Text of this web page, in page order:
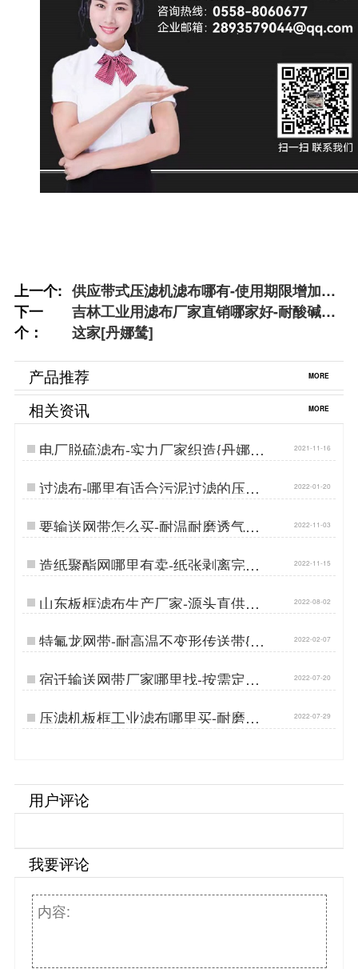
上一个: 供应带式压滤机滤布哪有-使用期限增加
300%[丹娜鸶]
下一
个：
吉林工业用滤布厂家直销哪家好-耐酸碱选
这家[丹娜鸶]
产品推荐 MORE
相关资讯 MORE
电厂脱硫滤布-实力厂家织造{丹娜鸶
过滤}…
2021-11-16
过滤布-哪里有适合污泥过滤的压滤
机滤布{丹娜鸶过滤}…
2022-01-20
要输送网带怎么买-耐温耐磨透气性
好[丹娜鸶]…
2022-11-03
造纸聚酯网哪里有卖-纸张剥离完整
{丹娜鸶过滤}…
2022-11-15
山东板框滤布生产厂家-源头直供耐
磨耐用[丹娜鸶]…
2022-08-02
特氟龙网带-耐高温不变形传送带{丹
娜鸶过滤}…
2022-02-07
宿迁输送网带厂家哪里找-按需定制
选这家[丹娜鸶]…
2022-07-20
压滤机板框工业滤布哪里买-耐磨损
高性价比[丹娜鸶]…
2022-07-29
用户评论
我要评论